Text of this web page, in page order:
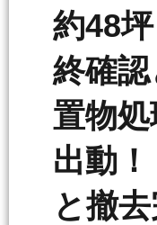
約48
終確
置物
出動
と撤